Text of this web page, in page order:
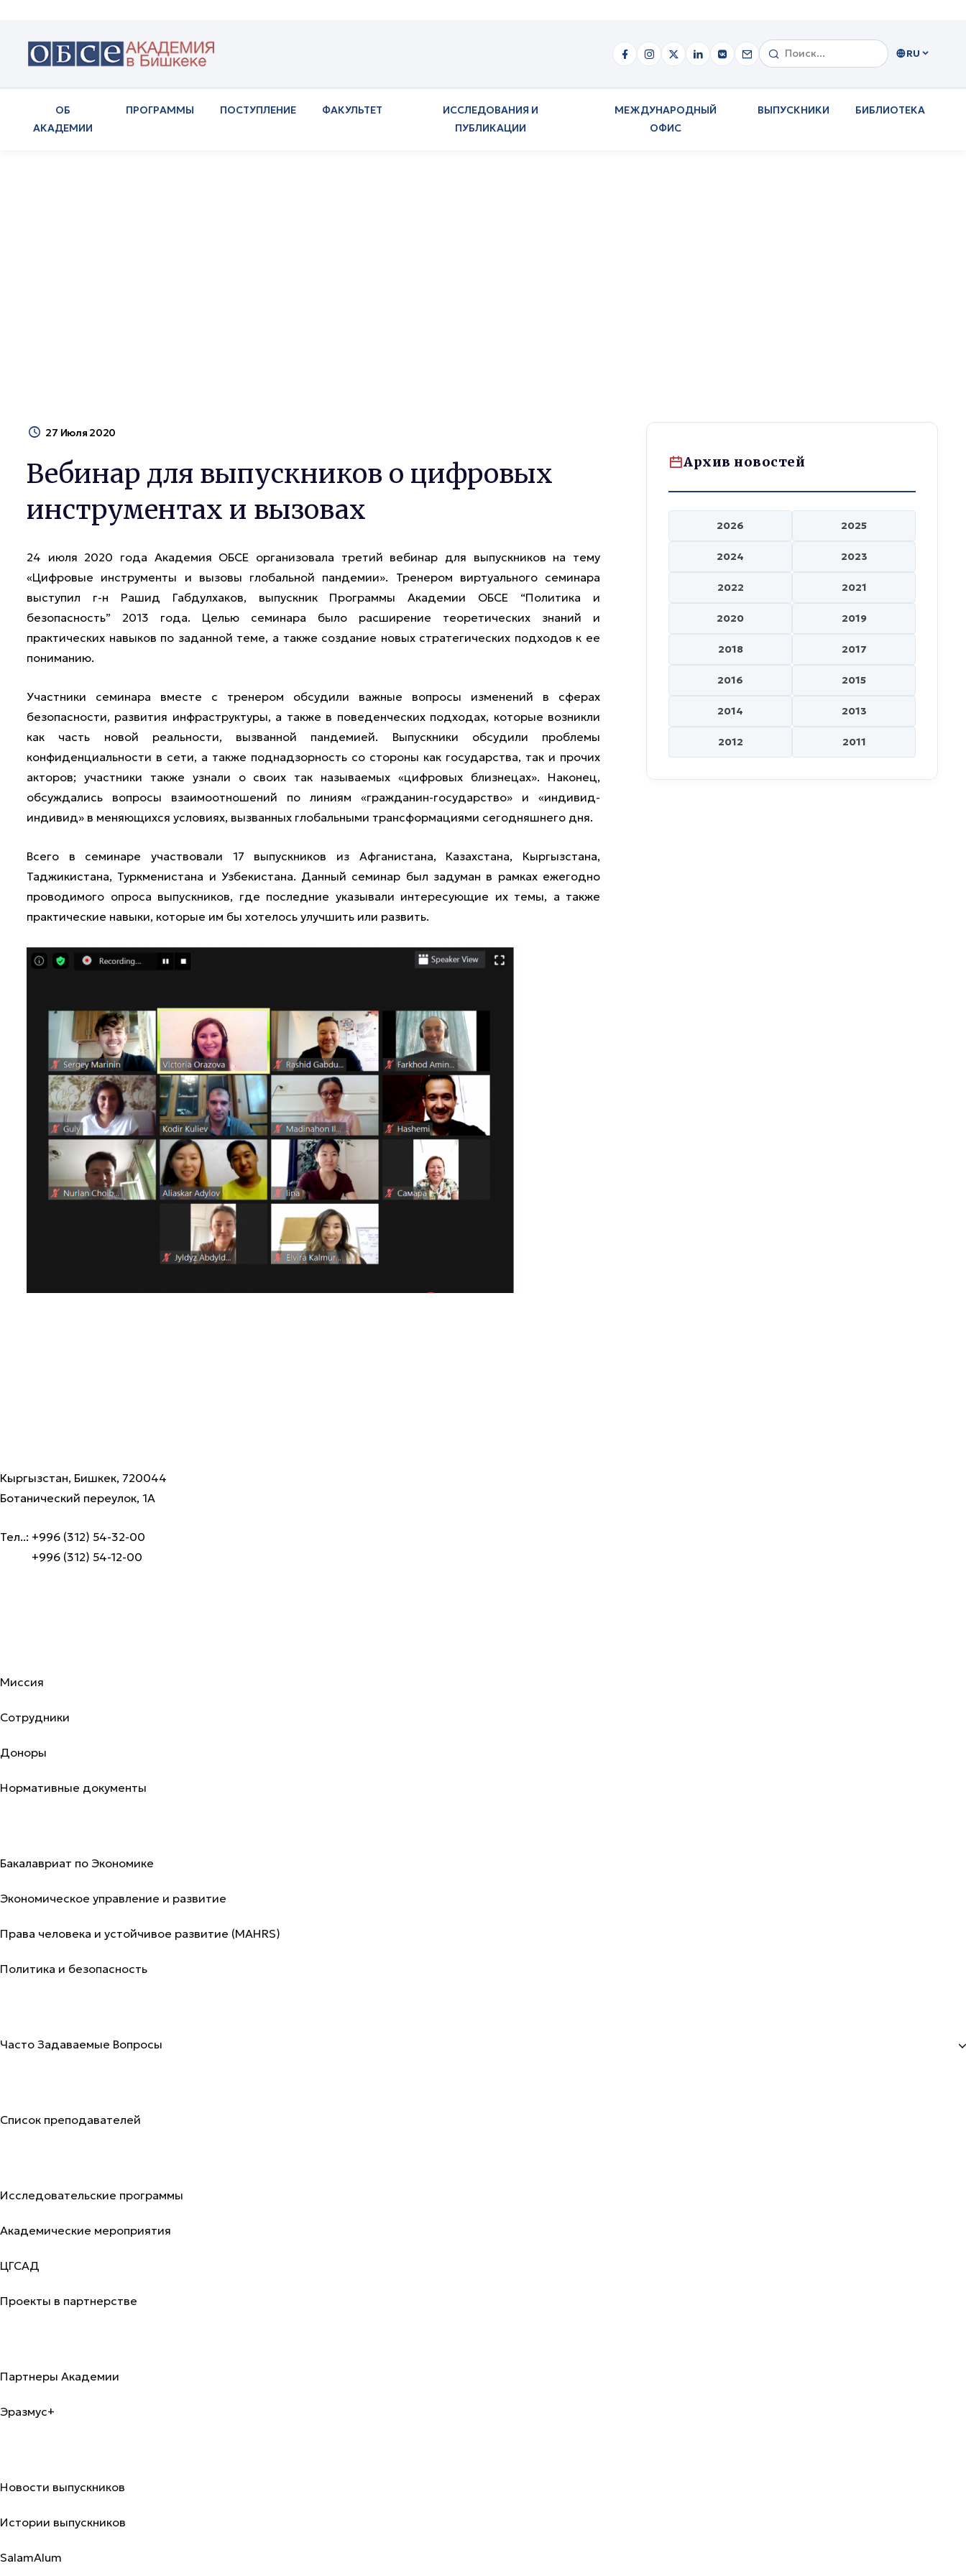
RU
ОБ
АКАДЕМИИ
ПРОГРАММЫ ПОСТУПЛЕНИЕ ФАКУЛЬТЕТ
ИССЛЕДОВАНИЯ И
ПУБЛИКАЦИИ
МЕЖДУНАРОДНЫЙ
ОФИС
ВЫПУСКНИКИ БИБЛИОТЕКА
27 Июля 2020
Вебинар для выпускников о цифровых
инструментах и вызовах
24 июля 2020 года Академия ОБСЕ организовала третий вебинар для выпускников на тему
«Цифровые инструменты и вызовы глобальной пандемии». Тренером виртуального семинара
выступил г-н Рашид Габдулхаков, выпускник Программы Академии ОБСЕ “Политика и
безопасность” 2013 года. Целью семинара было расширение теоретических знаний и
практических навыков по заданной теме, а также создание новых стратегических подходов к ее
пониманию.
Участники семинара вместе с тренером обсудили важные вопросы изменений в сферах
безопасности, развития инфраструктуры, а также в поведенческих подходах, которые возникли
как часть новой реальности, вызванной пандемией. Выпускники обсудили проблемы
конфиденциальности в сети, а также поднадзорность со стороны как государства, так и прочих
акторов; участники также узнали о своих так называемых «цифровых близнецах». Наконец,
обсуждались вопросы взаимоотношений по линиям «гражданин-государство» и «индивид-
индивид» в меняющихся условиях, вызванных глобальными трансформациями сегодняшнего дня.
Всего в семинаре участвовали 17 выпускников из Афганистана, Казахстана, Кыргызстана,
Таджикистана, Туркменистана и Узбекистана. Данный семинар был задуман в рамках ежегодно
проводимого опроса выпускников, где последние указывали интересующие их темы, а также
практические навыки, которые им бы хотелось улучшить или развить.
Архив новостей
2026 2025
2024 2023
2022 2021
2020 2019
2018 2017
2016 2015
2014 2013
2012 2011
Кыргызстан, Бишкек, 720044
Ботанический переулок, 1А
Тел..: +996 (312) 54-32-00
+996 (312) 54-12-00
Миссия
Сотрудники
Доноры
Нормативные документы
Бакалавриат по Экономике
Экономическое управление и развитие
Права человека и устойчивое развитие (MAHRS)
Политика и безопасность
Часто Задаваемые Вопросы
Список преподавателей
Исследовательские программы
Академические мероприятия
ЦГСАД
Проекты в партнерстве
Партнеры Академии
Эразмус+
Новости выпускников
Истории выпускников
SalamAlum